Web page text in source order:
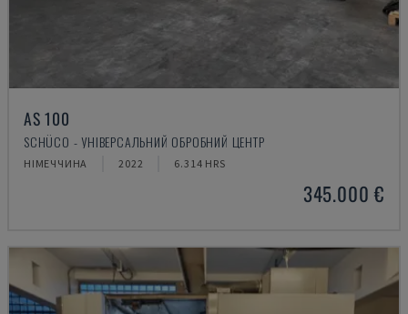
AS 100
SCHÜCO - УНІВЕРСАЛЬНИЙ ОБРОБНИЙ ЦЕНТР
НІМЕЧЧИНА 2022 6.314 HRS
345.000 €